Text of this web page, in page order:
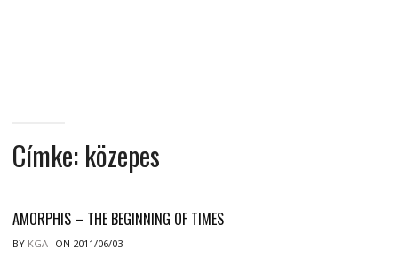
Címke: közepes
AMORPHIS – THE BEGINNING OF TIMES
BY KGA ON 2011/06/03